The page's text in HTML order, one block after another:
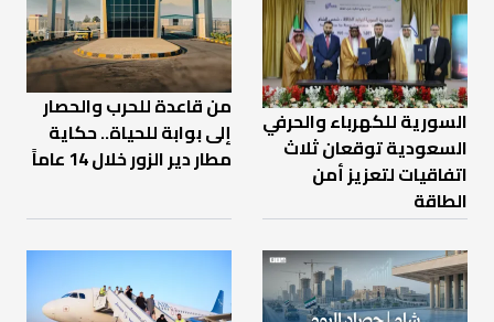
السورية للكهرباء والحرفي
السعودية توقعان ثلاث
اتفاقيات لتعزيز أمن
الطاقة
من قاعدة للحرب والحصار
إلى بوابة للحياة.. حكاية
مطار دير الزور خلال 14 عاماً